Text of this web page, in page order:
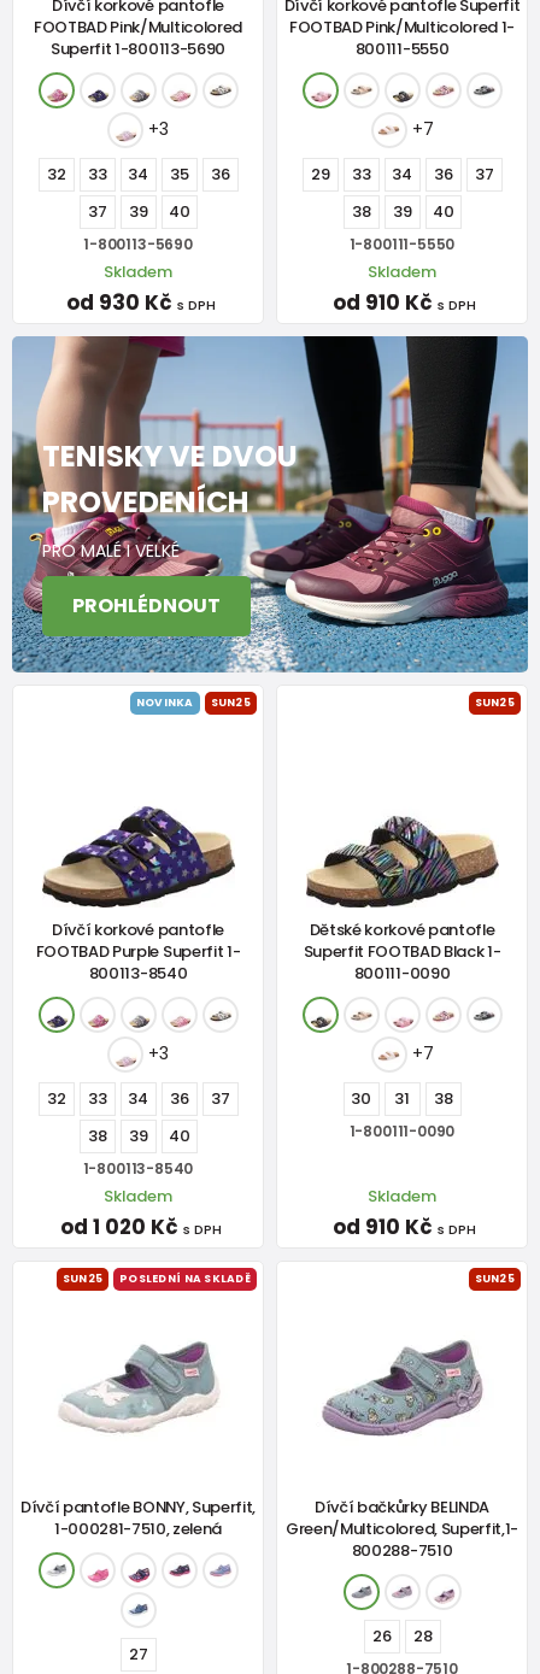
Dívčí korkové pantofle
FOOTBAD Pink/Multicolored
Superfit 1-800113-5690
+3
32 33 34 35
36
37
39 40
1-800113-5690
Skladem
od 930 Kč s DPH
Dívčí korkové pantofle Superfit
FOOTBAD Pink/Multicolored 1-
800111-5550
+7
29 33 34 36
37
38
39 40
1-800111-5550
Skladem
od 910 Kč s DPH
TENISKY VE DVOU
PROVEDENÍCH
PRO MALÉ I VELKÉ
PROHLÉDNOUT
NOVINKA SUN25
Dívčí korkové pantofle
FOOTBAD Purple Superfit 1-
800113-8540
+3
32 33 34 36
37
38
39 40
1-800113-8540
Skladem
od 1 020 Kč s DPH
SUN25
Dětské korkové pantofle
Superfit FOOTBAD Black 1-
800111-0090
+7
30 31 38
1-800111-0090
Skladem
od 910 Kč s DPH
SUN25 POSLEDNÍ NA SKLADĚ
Dívčí pantofle BONNY, Superfit,
1-000281-7510, zelená
27
SUN25
Dívčí bačkůrky BELINDA
Green/Multicolored, Superfit,1-
800288-7510
26 28
1-800288-7510